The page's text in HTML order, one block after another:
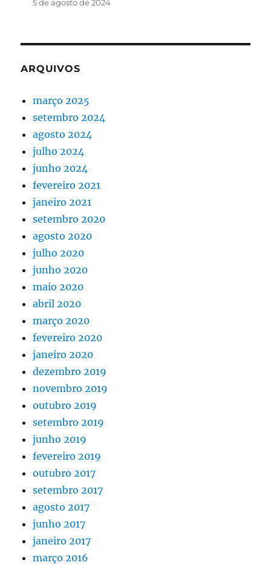
5 de agosto de 2024
ARQUIVOS
março 2025
setembro 2024
agosto 2024
julho 2024
junho 2024
fevereiro 2021
janeiro 2021
setembro 2020
agosto 2020
julho 2020
junho 2020
maio 2020
abril 2020
março 2020
fevereiro 2020
janeiro 2020
dezembro 2019
novembro 2019
outubro 2019
setembro 2019
junho 2019
fevereiro 2019
outubro 2017
setembro 2017
agosto 2017
junho 2017
janeiro 2017
março 2016